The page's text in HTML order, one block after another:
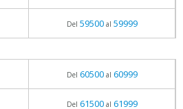
Del 59500al 59999
Del 60500al 60999
Del 61500al 61999